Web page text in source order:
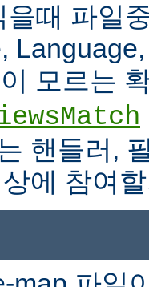
을때 파일
이 모르는
핸들러,
에 참여